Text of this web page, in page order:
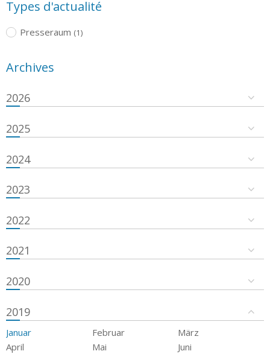
Types d'actualité
Presseraum (1)
Archives
2026
2025
2024
2023
2022
2021
2020
2019
Januar Februar
März
April
Mai
Juni